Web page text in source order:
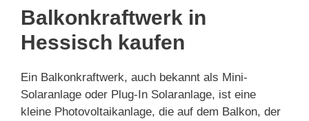
Balkonkraftwerk in
Hessisch kaufen
Ein Balkonkraftwerk, auch bekannt als Mini-
Solaranlage oder Plug-In Solaranlage, ist eine
kleine Photovoltaikanlage, die auf dem Balkon, der